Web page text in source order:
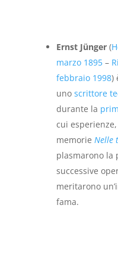
Ernst Jünger(
marzo 1895–
febbraio 1998)
uno scrittore
durante la
cui
memorie Nelle
plasmarono la
successive
meritarono
fama.